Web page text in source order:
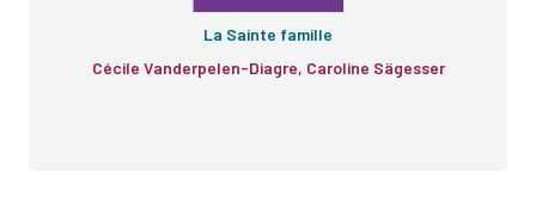
La Sainte famille
Cécile Vanderpelen-Diagre, Caroline Sägesser